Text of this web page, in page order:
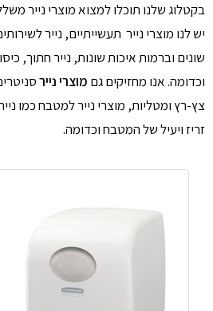
בקטלוג שלנו תוכלו למצוא מוצרי נייר
יש לנו מוצרי נייר תעשייתיים, נייר
שונים וברמות איכות שונות, נייר חתוך,
וכדומה. אנו מחזיקים גם מוצרי נייר
צץ-רץ ומטליות, מוצרי נייר למטבח כמו
זריז ויעיל של המטבח וכדומה.